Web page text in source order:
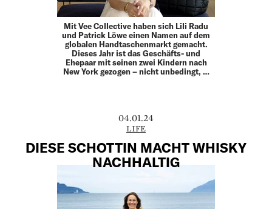
Mit Vee Collective haben sich Lili Radu
und Patrick Löwe einen Namen auf dem
globalen Handtaschenmarkt gemacht.
Dieses Jahr ist das Geschäfts- und
Ehepaar mit seinen zwei Kindern nach
New York gezogen – nicht unbedingt, …
04.01.24
LIFE
DIESE SCHOTTIN MACHT WHISKY
NACHHALTIG